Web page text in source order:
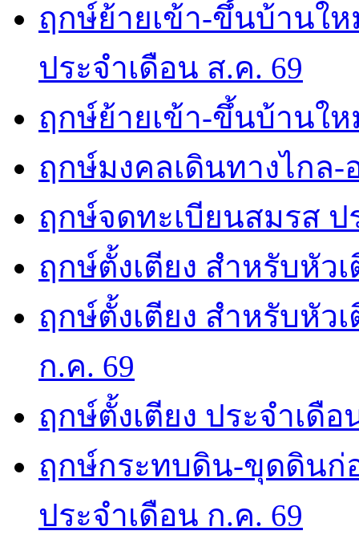
ฤกษ์ย้ายเข้า-ขึ้นบ้านใ
ประจำเดือน ส.ค. 69
ฤกษ์ย้ายเข้า-ขึ้นบ้านให
ฤกษ์มงคลเดินทางไกล-
ฤกษ์จดทะเบียนสมรส ป
ฤกษ์ตั้งเตียง สำหรับหัว
ฤกษ์ตั้งเตียง สำหรับหัว
ก.ค. 69
ฤกษ์ตั้งเตียง ประจำเดือ
ฤกษ์กระทบดิน-ขุดดินก่
ประจำเดือน ก.ค. 69